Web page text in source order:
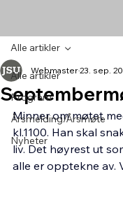
Alle artikler
Program
Årsmelding/Årsmøte
Nyheter
Alle artikler
Webmaster23. sep.
Minner om møtet
kl.1100. Han skal
liv. Det høyrest ut
alle er opptekne av.